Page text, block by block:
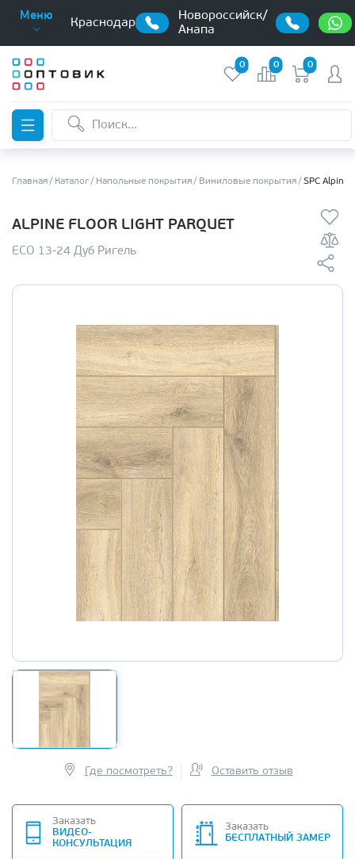
Меню
Краснодар
Новороссийск/
Анапа
0 0 0
Главная Каталог Напольные покрытия Виниловые покрытия SPC Alpine
ALPINE FLOOR LIGHT PARQUET
ЕСО 13-24 Дуб Ригель
Где посмотреть? Оставить отзыв
Заказать
ВИДЕО-
КОНСУЛЬТАЦИЯ
Заказать
БЕСПЛАТНЫЙ ЗАМЕР